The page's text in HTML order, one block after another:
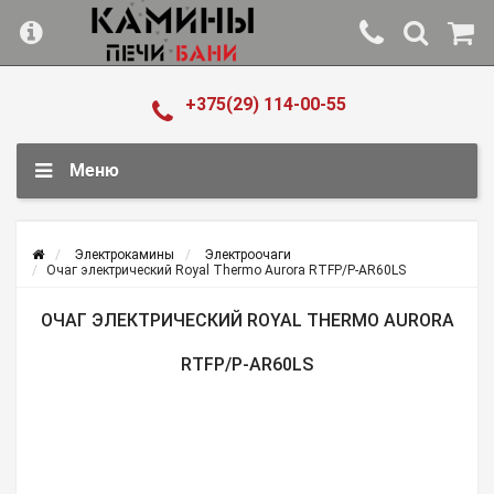
+375(29) 114-00-55
Меню
Электрокамины
Электроочаги
Очаг электрический Royal Thermo Aurora RTFP/P-AR60LS
ОЧАГ ЭЛЕКТРИЧЕСКИЙ ROYAL THERMO AURORA
RTFP/P-AR60LS